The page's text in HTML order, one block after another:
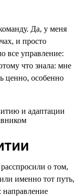
Да, у меня
и просто
все управление:
что знала: мне
ценно, особенно
о том,
именно тот путь,
направление